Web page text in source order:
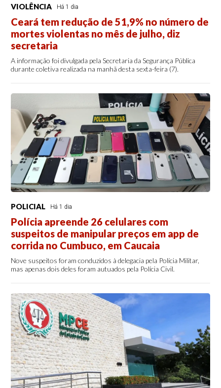
VIOLÊNCIA Há 1 dia
Ceará tem redução de 51,9% no número de
mortes violentas no mês de julho, diz
secretaria
A informação foi divulgada pela Secretaria da Segurança Pública
durante coletiva realizada na manhã desta sexta-feira (7).
POLICIAL Há 1 dia
Polícia apreende 26 celulares com
suspeitos de manipular preços em app de
corrida no Cumbuco, em Caucaia
Nove suspeitos foram conduzidos à delegacia pela Polícia Militar,
mas apenas dois deles foram autuados pela Polícia Civil.